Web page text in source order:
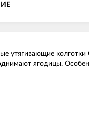
утягивающие
ягодицы.